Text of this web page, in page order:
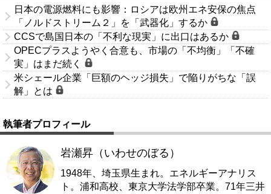
日本の電源燃料にも影響：ロシアは欧州エネ安保の焦点
「ノルドストリーム２」を「武器化」するか
CCSで島国日本の「不利な現実」に出口はあるか
OPECプラスようやく合意も、市場の「不均衡」「不確
実」はまだ続く
米シェール企業「巨額のヘッジ損失」で陥りがちな「誤
解」とは
執筆者プロフィール
岩瀬昇（いわせのぼる）
1948年、埼玉県生まれ。エネルギーアナリス
ト。浦和高校、東京大学法学部卒業。71年三井